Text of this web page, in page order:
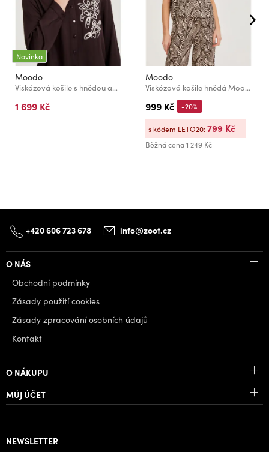
Novinka
Moodo
Viskózová košile s hnědou aplikací Moodo
1 699 Kč
Moodo
Viskózová košile hnědá Moodo
999 Kč
Běžná cena1 249 Kč
-20%
s kódem LETO20:799 Kč
+420 606 723 678 info@zoot.cz
O NÁS
Obchodní podmínky
Zásady použití cookies
Zásady zpracování osobních údajů
Kontakt
O NÁKUPU
MŮJ ÚČET
NEWSLETTER